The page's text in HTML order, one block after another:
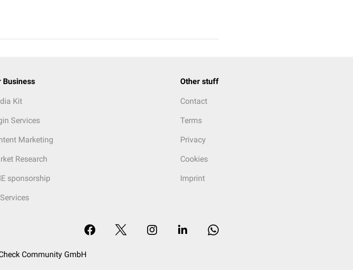
Business
Kit
Services
Marketing
Research
sponsorship
Other stuff
Contact
Terms
Privacy
Cookies
Imprint
Community GmbH